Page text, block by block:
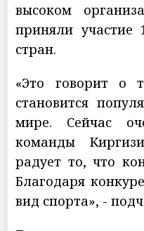
высоком
приняли участие
стран.
«Это говорит о
становится
мире. Сейчас
команды
радует то, что
Благодаря
вид спорта», -